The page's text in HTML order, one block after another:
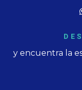
y encuentra la